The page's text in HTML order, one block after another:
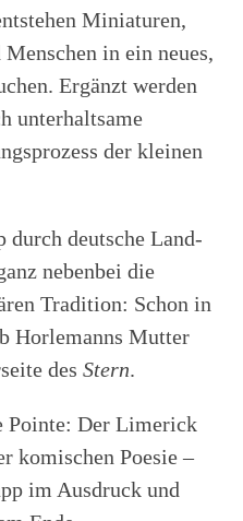
Miniaturen,
in ein neues,
Ergänzt werden
unterhaltsame
der kleinen
durch deutsche Land-
nebenbei die
Tradition: Schon in
Horlemanns Mutter
desStern.
Pointe: Der Limerick
komischen Poesie –
im Ausdruck und